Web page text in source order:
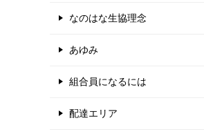
なのはな生協理念
あゆみ
組合員になるには
配達エリア